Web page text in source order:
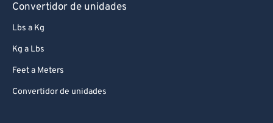
Convertidor de unidades
Lbs a Kg
Kg a Lbs
Feet a Meters
Convertidor de unidades